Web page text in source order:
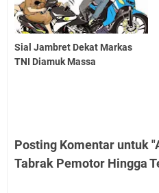
Sial Jambret Dekat Markas
TNI Diamuk Massa
Posting Komentar untuk
Tabrak Pemotor Hingga